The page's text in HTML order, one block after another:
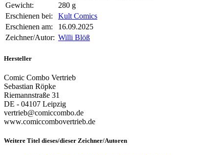
Gewicht:
280 g
Erschienen bei:
Kult Comics
Erschienen am:
16.09.2025
Zeichner/Autor: Willi Blöß
Hersteller
Comic Combo Vertrieb
Sebastian Röpke
Riemannstraße 31
DE - 04107 Leipzig
vertrieb@comiccombo.de
www.comiccombovertrieb.de
Weitere Titel dieses/dieser Zeichner/Autoren